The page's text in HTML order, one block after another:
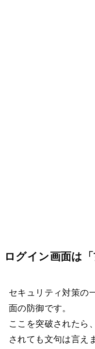
ログイン画面は
セキュリティ対策の
面の防御です。
ここを突破されたら
されても文句は言え